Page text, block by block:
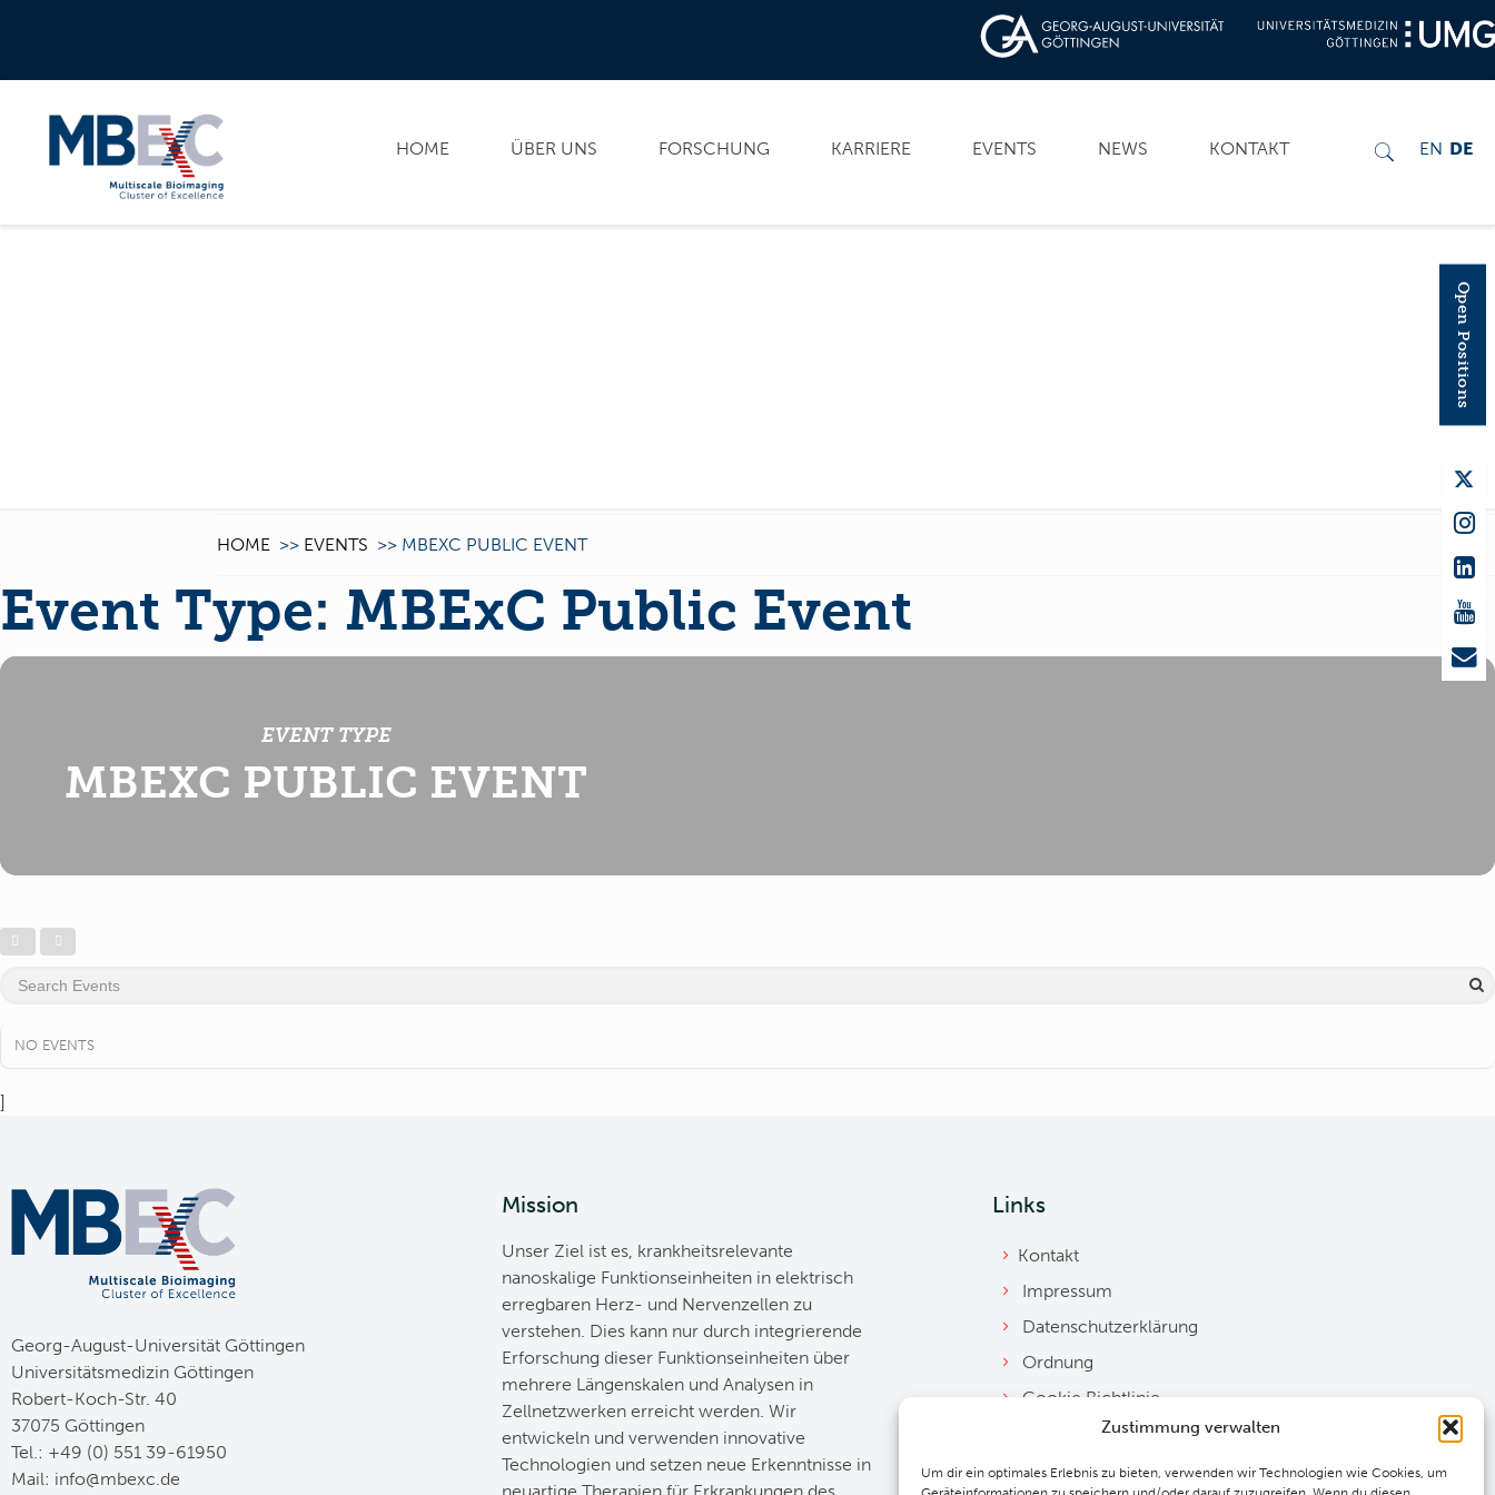
Zustimmung verwalten
Um dir ein optimales Erlebnis zu bieten, verwenden wir Technologien wie Cookies, um
HOME ÜBER UNS FORSCHUNG KARRIERE EVENTS NEWS KONTAKT EN DE
HOME >> EVENTS >> MBEXC PUBLIC EVENT
Event Type: MBExC Public Event
EVENT TYPE
MBEXC PUBLIC EVENT
NO EVENTS
]
Georg-August-Universität Göttingen
Universitätsmedizin Göttingen
Robert-Koch-Str. 40
37075 Göttingen
Tel.: +49 (0) 551 39-61950
Mail: ed.cxebm@ofni
Mission
Unser Ziel ist es, krankheitsrelevante
nanoskalige Funktionseinheiten in elektrisch
erregbaren Herz- und Nervenzellen zu
verstehen. Dies kann nur durch integrierende
Erforschung dieser Funktionseinheiten über
mehrere Längenskalen und Analysen in
Zellnetzwerken erreicht werden. Wir
entwickeln und verwenden innovative
Technologien und setzen neue Erkenntnisse in
Links
Kontakt
Impressum
Datenschutzerklärung
Ordnung
Cookie Richtlinie
Downloads
Open Positions